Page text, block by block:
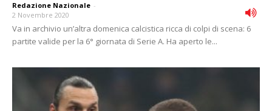
Redazione Nazionale -
2 Novembre 2020
Va in archivio un’altra domenica calcistica ricca di colpi di scena: 6
partite valide per la 6° giornata di Serie A. Ha aperto le...